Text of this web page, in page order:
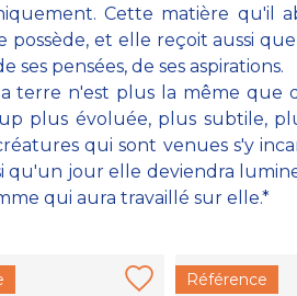
Cette matière qu'il
possède, et elle reçoit aussi
ses pensées, de ses aspirations.
terre n'est plus la même que
plus évoluée, plus subtile,
qui sont venues s'y
qu'un jour elle deviendra
qui aura travaillé sur elle.*
Référence